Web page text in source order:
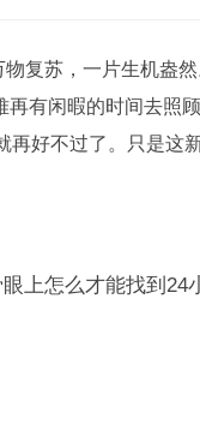
苏，一片生机盎然
再有闲暇的时间去照
再好不过了。只是这
怎么才能找到24